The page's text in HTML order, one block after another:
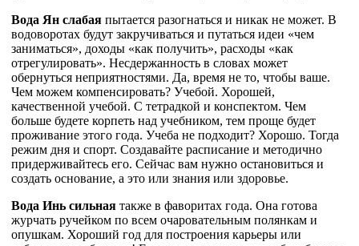
Вода Ян слабая пытается разогнаться и никак не может. В
водоворотах будут закручиваться и путаться идеи «чем
заниматься», доходы «как получить», расходы «как
отрегулировать». Несдержанность в словах может
обернуться неприятностями. Да, время не то, чтобы ваше.
Чем можем компенсировать? Учебой. Хорошей,
качественной учебой. С тетрадкой и конспектом. Чем
больше будете корпеть над учебником, тем проще будет
проживание этого года. Учеба не подходит? Хорошо. Тогда
режим дня и спорт. Создавайте расписание и методично
придерживайтесь его. Сейчас вам нужно остановиться и
создать основание, а это или знания или здоровье.
Вода Инь сильная также в фаворитах года. Она готова
журчать ручейком по всем очаровательным полянкам и
опушкам. Хороший год для построения карьеры или